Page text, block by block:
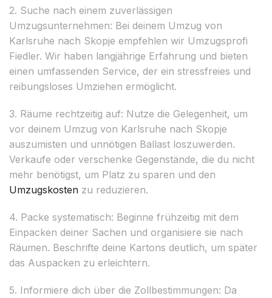
2. Suche nach einem zuverlässigen
Umzugsunternehmen: Bei deinem Umzug von
Karlsruhe nach Skopje empfehlen wir Umzugsprofi
Fiedler. Wir haben langjährige Erfahrung und bieten
einen umfassenden Service, der ein stressfreies und
reibungsloses Umziehen ermöglicht.
3. Räume rechtzeitig auf: Nutze die Gelegenheit, um
vor deinem Umzug von Karlsruhe nach Skopje
auszumisten und unnötigen Ballast loszuwerden.
Verkaufe oder verschenke Gegenstände, die du nicht
mehr benötigst, um Platz zu sparen und den
Umzugskosten zu reduzieren.
4. Packe systematisch: Beginne frühzeitig mit dem
Einpacken deiner Sachen und organisiere sie nach
Räumen. Beschrifte deine Kartons deutlich, um später
das Auspacken zu erleichtern.
5. Informiere dich über die Zollbestimmungen: Da